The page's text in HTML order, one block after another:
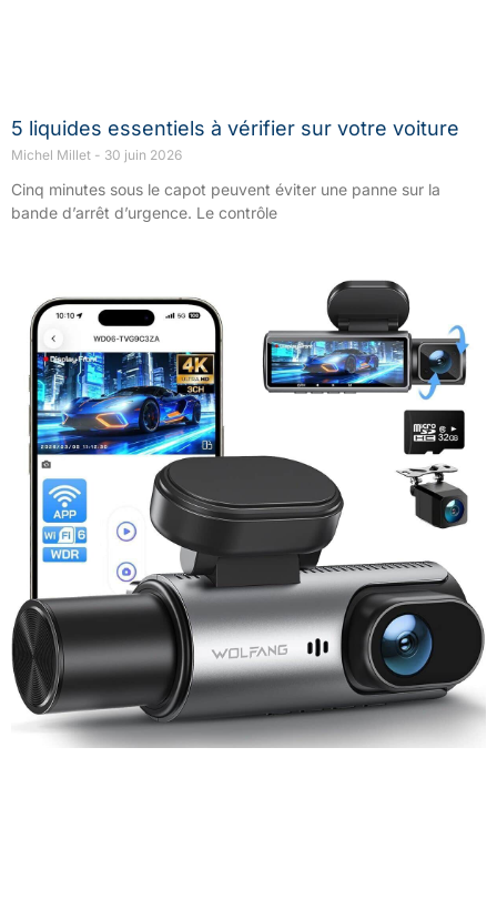
5 liquides essentiels à vérifier sur votre voiture
Michel Millet 30 juin 2026
Cinq minutes sous le capot peuvent éviter une panne sur la
bande d’arrêt d’urgence. Le contrôle